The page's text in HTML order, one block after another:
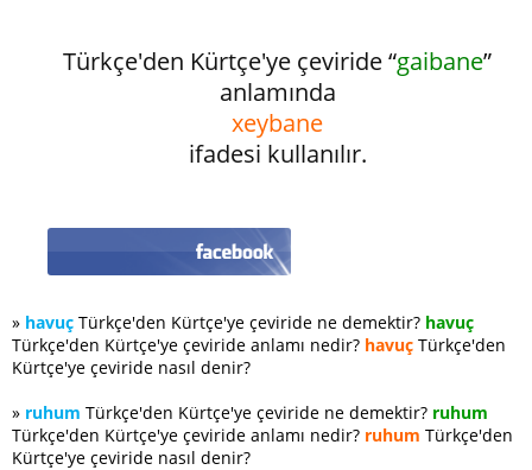
Türkçe'den Kürtçe'ye çeviride “gaibane”
anlamında
xeybane
ifadesi kullanılır.
» havuç Türkçe'den Kürtçe'ye çeviride ne demektir? havuç
Türkçe'den Kürtçe'ye çeviride anlamı nedir? havuç Türkçe'den
Kürtçe'ye çeviride nasıl denir?
» ruhum Türkçe'den Kürtçe'ye çeviride ne demektir? ruhum
Türkçe'den Kürtçe'ye çeviride anlamı nedir? ruhum Türkçe'den
Kürtçe'ye çeviride nasıl denir?